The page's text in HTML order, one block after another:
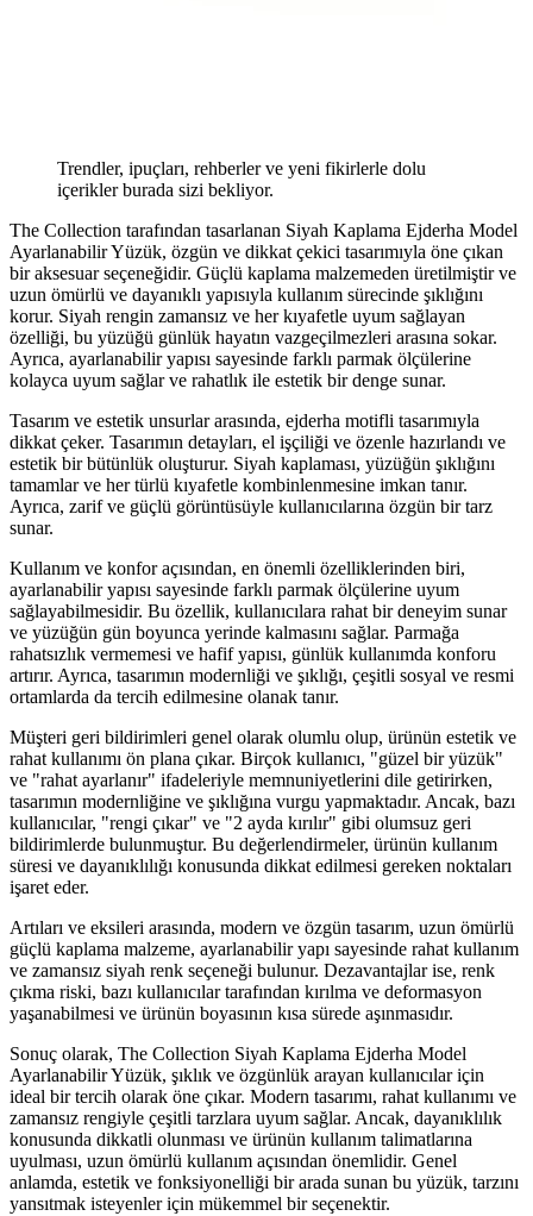
Trendler, ipuçları, rehberler ve yeni fikirlerle dolu
içerikler burada sizi bekliyor.
The Collection tarafından tasarlanan Siyah Kaplama Ejderha Model
Ayarlanabilir Yüzük, özgün ve dikkat çekici tasarımıyla öne çıkan
bir aksesuar seçeneğidir. Güçlü kaplama malzemeden üretilmiştir ve
uzun ömürlü ve dayanıklı yapısıyla kullanım sürecinde şıklığını
korur. Siyah rengin zamansız ve her kıyafetle uyum sağlayan
özelliği, bu yüzüğü günlük hayatın vazgeçilmezleri arasına sokar.
Ayrıca, ayarlanabilir yapısı sayesinde farklı parmak ölçülerine
kolayca uyum sağlar ve rahatlık ile estetik bir denge sunar.
Tasarım ve estetik unsurlar arasında, ejderha motifli tasarımıyla
dikkat çeker. Tasarımın detayları, el işçiliği ve özenle hazırlandı ve
estetik bir bütünlük oluşturur. Siyah kaplaması, yüzüğün şıklığını
tamamlar ve her türlü kıyafetle kombinlenmesine imkan tanır.
Ayrıca, zarif ve güçlü görüntüsüyle kullanıcılarına özgün bir tarz
sunar.
Kullanım ve konfor açısından, en önemli özelliklerinden biri,
ayarlanabilir yapısı sayesinde farklı parmak ölçülerine uyum
sağlayabilmesidir. Bu özellik, kullanıcılara rahat bir deneyim sunar
ve yüzüğün gün boyunca yerinde kalmasını sağlar. Parmağa
rahatsızlık vermemesi ve hafif yapısı, günlük kullanımda konforu
artırır. Ayrıca, tasarımın modernliği ve şıklığı, çeşitli sosyal ve resmi
ortamlarda da tercih edilmesine olanak tanır.
Müşteri geri bildirimleri genel olarak olumlu olup, ürünün estetik ve
rahat kullanımı ön plana çıkar. Birçok kullanıcı, "güzel bir yüzük"
ve "rahat ayarlanır" ifadeleriyle memnuniyetlerini dile getirirken,
tasarımın modernliğine ve şıklığına vurgu yapmaktadır. Ancak, bazı
kullanıcılar, "rengi çıkar" ve "2 ayda kırılır" gibi olumsuz geri
bildirimlerde bulunmuştur. Bu değerlendirmeler, ürünün kullanım
süresi ve dayanıklılığı konusunda dikkat edilmesi gereken noktaları
işaret eder.
Artıları ve eksileri arasında, modern ve özgün tasarım, uzun ömürlü
güçlü kaplama malzeme, ayarlanabilir yapı sayesinde rahat kullanım
ve zamansız siyah renk seçeneği bulunur. Dezavantajlar ise, renk
çıkma riski, bazı kullanıcılar tarafından kırılma ve deformasyon
yaşanabilmesi ve ürünün boyasının kısa sürede aşınmasıdır.
Sonuç olarak, The Collection Siyah Kaplama Ejderha Model
Ayarlanabilir Yüzük, şıklık ve özgünlük arayan kullanıcılar için
ideal bir tercih olarak öne çıkar. Modern tasarımı, rahat kullanımı ve
zamansız rengiyle çeşitli tarzlara uyum sağlar. Ancak, dayanıklılık
konusunda dikkatli olunması ve ürünün kullanım talimatlarına
uyulması, uzun ömürlü kullanım açısından önemlidir. Genel
anlamda, estetik ve fonksiyonelliği bir arada sunan bu yüzük, tarzını
yansıtmak isteyenler için mükemmel bir seçenektir.